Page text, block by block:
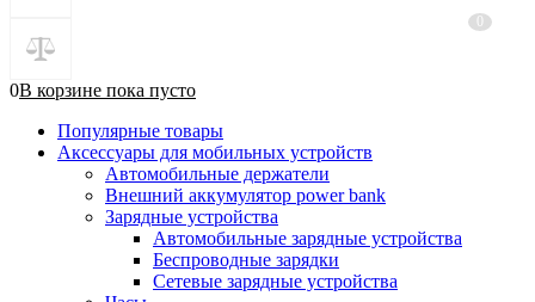
0В корзине пока пусто
Популярные товары
Аксессуары для мобильных устройств
Автомобильные держатели
Внешний аккумулятор power bank
Зарядные устройства
Автомобильные зарядные устройства
Беспроводные зарядки
Сетевые зарядные устройства